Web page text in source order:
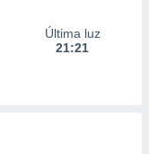
Última luz
21:21